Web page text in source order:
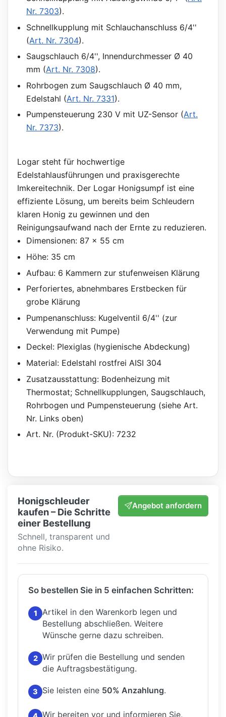
Nr. 7303).
Schnellkupplung mit Schlauchanschluss 6/4''
(Art. Nr. 7304).
Saugschlauch 6/4'', Innendurchmesser Ø 40
mm (Art. Nr. 7308).
Rohrbogen zum Saugschlauch Ø 40 mm,
Edelstahl (Art. Nr. 7331).
Pumpensteuerung 230 V mit UZ-Sensor (Art.
Nr. 7373).
Logar steht für hochwertige
Edelstahlausführungen und praxisgerechte
Imkereitechnik. Der Logar Honigsumpf ist eine
effiziente Lösung, um bereits beim Schleudern
klaren Honig zu gewinnen und den
Reinigungsaufwand nach der Ernte zu reduzieren.
Dimensionen: 87 x 55 cm
Höhe: 35 cm
Aufbau: 6 Kammern zur stufenweisen Klärung
Perforiertes, abnehmbares Erstbecken für
grobe Klärung
Pumpenanschluss: Kugelventil 6/4'' (zur
Verwendung mit Pumpe)
Deckel: Plexiglas (hygienische Abdeckung)
Material: Edelstahl rostfrei AISI 304
Zusatzausstattung: Bodenheizung mit
Thermostat; Schnellkupplungen, Saugschlauch,
Rohrbogen und Pumpensteuerung (siehe Art.
Nr. Links oben)
Art. Nr. (Produkt-SKU): 7232
Honigschleuder
kaufen – Die Schritte
einer Bestellung
Schnell, transparent und
ohne Risiko.
Angebot anfordern
So bestellen Sie in 5 einfachen Schritten:
1
Artikel in den Warenkorb legen und
Bestellung abschließen. Weitere
Wünsche gerne dazu schreiben.
2 Wir prüfen die Bestellung und senden
die Auftragsbestätigung.
3 Sie leisten eine 50% Anzahlung.
Wir bereiten vor und informieren Sie,